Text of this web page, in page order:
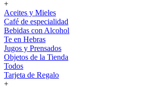
+
Aceites y Mieles
Café de especialidad
Bebidas con Alcohol
Te en Hebras
Jugos y Prensados
Objetos de la Tienda
Todos
Tarjeta de Regalo
+